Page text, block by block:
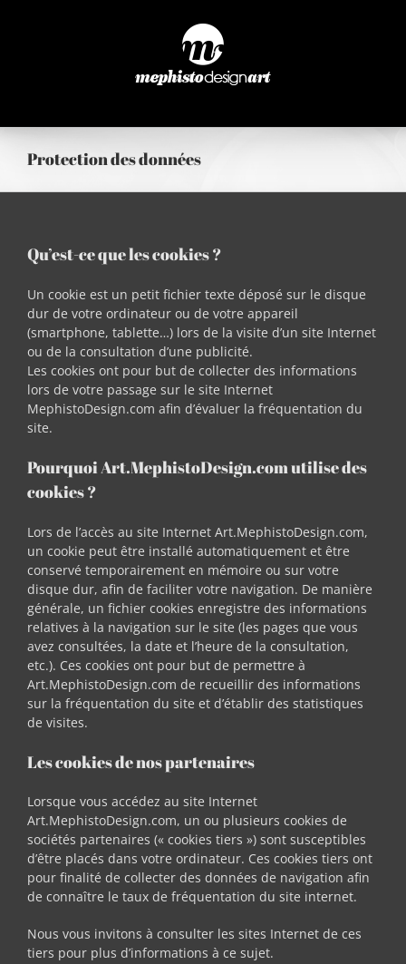
Protection des données
Qu’est-ce que les cookies ?
Un cookie est un petit fichier texte déposé sur le disque
dur de votre ordinateur ou de votre appareil
(smartphone, tablette…) lors de la visite d’un site Internet
ou de la consultation d’une publicité.
Les cookies ont pour but de collecter des informations
lors de votre passage sur le site Internet
MephistoDesign.com afin d’évaluer la fréquentation du
site.
Pourquoi Art.MephistoDesign.com utilise des
cookies ?
Lors de l’accès au site Internet Art.MephistoDesign.com,
un cookie peut être installé automatiquement et être
conservé temporairement en mémoire ou sur votre
disque dur, afin de faciliter votre navigation. De manière
générale, un fichier cookies enregistre des informations
relatives à la navigation sur le site (les pages que vous
avez consultées, la date et l’heure de la consultation,
etc.). Ces cookies ont pour but de permettre à
Art.MephistoDesign.com de recueillir des informations
sur la fréquentation du site et d’établir des statistiques
de visites.
Les cookies de nos partenaires
Lorsque vous accédez au site Internet
Art.MephistoDesign.com, un ou plusieurs cookies de
sociétés partenaires (« cookies tiers ») sont susceptibles
d’être placés dans votre ordinateur. Ces cookies tiers ont
pour finalité de collecter des données de navigation afin
de connaître le taux de fréquentation du site internet.
Nous vous invitons à consulter les sites Internet de ces
tiers pour plus d’informations à ce sujet.